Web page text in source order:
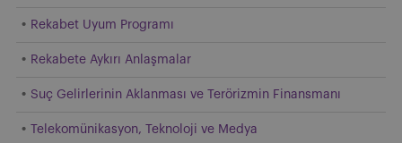
Rekabet Uyum Programı
Rekabete Aykırı Anlaşmalar
Suç Gelirlerinin Aklanması ve Terörizmin Finansmanı
Telekomünikasyon, Teknoloji ve Medya